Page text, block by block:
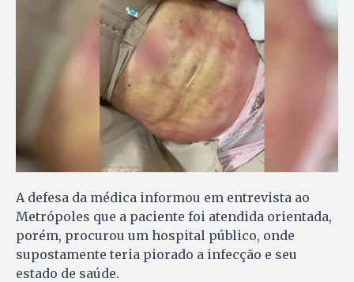
A defesa da médica informou em entrevista ao
Metrópoles que a paciente foi atendida orientada,
porém, procurou um hospital público, onde
supostamente teria piorado a infecção e seu
estado de saúde.